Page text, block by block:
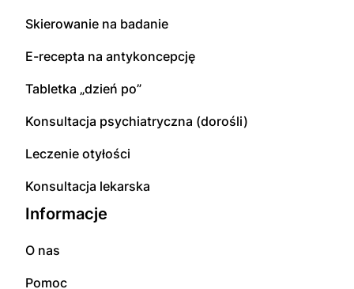
Skierowanie na badanie
E-recepta na antykoncepcję
Tabletka „dzień po”
Konsultacja psychiatryczna (dorośli)
Leczenie otyłości
Konsultacja lekarska
Informacje
O nas
Pomoc